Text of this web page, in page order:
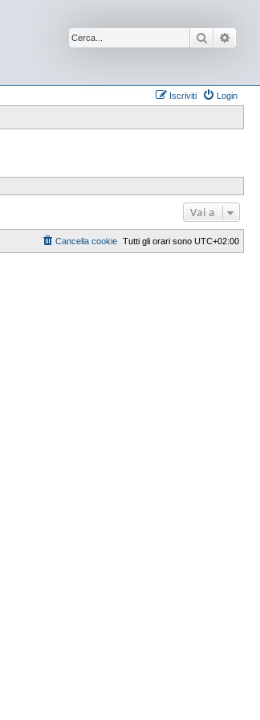
Cerca
Login
Iscriviti
Vai a
Tutti gli orari sono UTC+02:00
Cancella cookie